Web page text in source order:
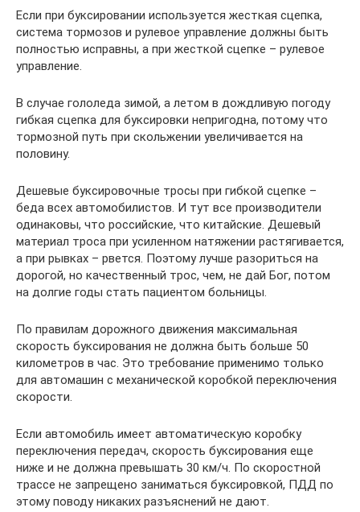
Если при буксировании используется жесткая сцепка,
система тормозов и рулевое управление должны быть
полностью исправны, а при жесткой сцепке – рулевое
управление.
В случае гололеда зимой, а летом в дождливую погоду
гибкая сцепка для буксировки непригодна, потому что
тормозной путь при скольжении увеличивается на
половину.
Дешевые буксировочные тросы при гибкой сцепке –
беда всех автомобилистов. И тут все производители
одинаковы, что российские, что китайские. Дешевый
материал троса при усиленном натяжении растягивается,
а при рывках – рвется. Поэтому лучше разориться на
дорогой, но качественный трос, чем, не дай Бог, потом
на долгие годы стать пациентом больницы.
По правилам дорожного движения максимальная
скорость буксирования не должна быть больше 50
километров в час. Это требование применимо только
для автомашин с механической коробкой переключения
скорости.
Если автомобиль имеет автоматическую коробку
переключения передач, скорость буксирования еще
ниже и не должна превышать 30 км/ч. По скоростной
трассе не запрещено заниматься буксировкой, ПДД по
этому поводу никаких разъяснений не дают.